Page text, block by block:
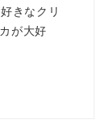
きなクリ
が大好